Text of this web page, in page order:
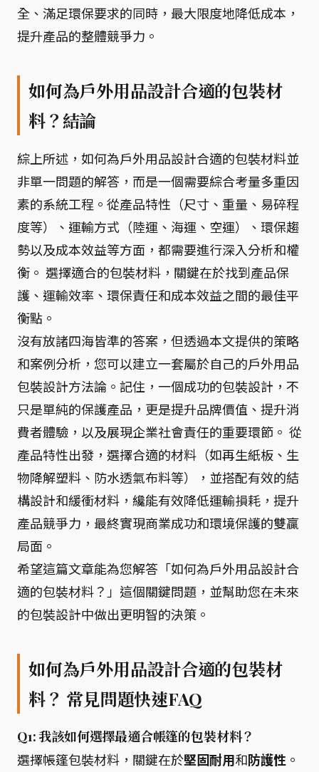
全、滿足環保要求的同時，最大限度地降低成本，
提升產品的整體競爭力。
如何為戶外用品設計合適的包裝材
料？結論
綜上所述，如何為戶外用品設計合適的包裝材料並
非單一問題的解答，而是一個需要綜合考量多重因
素的系統工程。從產品特性（尺寸、重量、易碎程
度等）、運輸方式（陸運、海運、空運）、環保趨
勢以及成本效益等方面，都需要進行深入分析和權
衡。 選擇適合的包裝材料，關鍵在於找到產品保
護、運輸效率、環保責任和成本效益之間的最佳平
衡點。
沒有放諸四海皆準的答案，但透過本文提供的策略
和案例分析，您可以建立一套屬於自己的戶外用品
包裝設計方法論。記住，一個成功的包裝設計，不
只是單純的保護產品，更是提升品牌價值、提升消
費者體驗，以及展現企業社會責任的重要環節。 從
產品特性出發，選擇合適的材料（如再生紙板、生
物降解塑料、防水透氣布料等），並搭配有效的結
構設計和緩衝材料，纔能有效降低運輸損耗，提升
產品競爭力，最終實現商業成功和環境保護的雙贏
局面。
希望這篇文章能為您解答「如何為戶外用品設計合
適的包裝材料？」這個關鍵問題，並幫助您在未來
的包裝設計中做出更明智的決策。
如何為戶外用品設計合適的包裝材
料？ 常見問題快速FAQ
Q1: 我該如何選擇最適合帳篷的包裝材料？
選擇帳篷包裝材料，關鍵在於堅固耐用和防護性 。